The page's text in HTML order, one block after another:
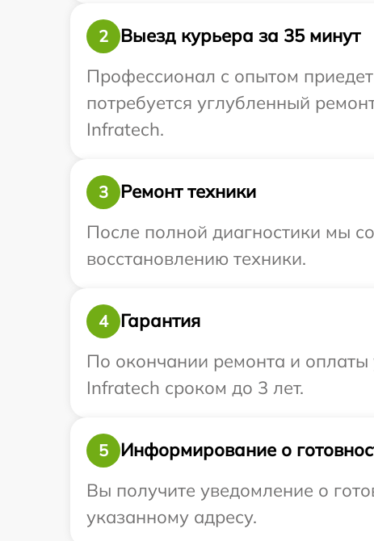
2
Выезд курьера за 35 минут
Профессионал с опытом
потребуется углубленный
Infratech.
3
Ремонт техники
После полной диагностики мы
восстановлению техники.
4
Гарантия
По окончании ремонта и
Infratech сроком до 3 лет.
5
Информирование о
Вы получите уведомление о
указанному адресу.